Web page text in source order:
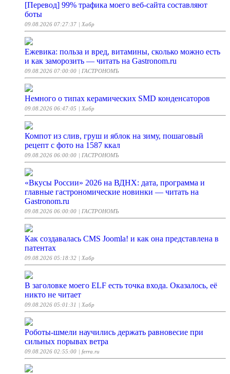
[Перевод] 99% трафика моего веб‑сайта составляют
боты
09.08.2026 07:27:37 | Хабр
Ежевика: польза и вред, витамины, сколько можно есть
и как заморозить — читать на Gastronom.ru
09.08.2026 07:00:00 | ГАСТРОНОМЪ
Немного о типах керамических SMD конденсаторов
09.08.2026 06:47:05 | Хабр
Компот из слив, груш и яблок на зиму, пошаговый
рецепт с фото на 1587 ккал
09.08.2026 06:00:00 | ГАСТРОНОМЪ
«Вкусы России» 2026 на ВДНХ: дата, программа и
главные гастрономические новинки — читать на
Gastronom.ru
09.08.2026 06:00:00 | ГАСТРОНОМЪ
Как создавалась CMS Joomla! и как она представлена в
патентах
09.08.2026 05:18:32 | Хабр
В заголовке моего ELF есть точка входа. Оказалось, её
никто не читает
09.08.2026 05:01:31 | Хабр
Роботы-шмели научились держать равновесие при
сильных порывах ветра
09.08.2026 02:55:00 | ferra.ru